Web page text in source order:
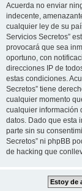
Acuerda no enviar
indecente,
cualquier ley de su
Servicios Secretos”
provocará que sea
oportuno, con
direcciones IP de
estas condiciones.
Secretos” tiene
cualquier momento
cualquier información
datos. Dado que esta
parte sin su
Secretos” ni phpBB
de hacking que